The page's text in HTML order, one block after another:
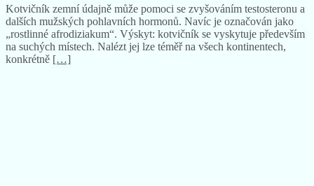
Kotvičník zemní údajně může pomoci se zvyšováním testosteronu a
dalších mužských pohlavních hormonů. Navíc je označován jako
„rostlinné afrodiziakum“. Výskyt: kotvičník se vyskytuje především
na suchých místech. Nalézt jej lze téměř na všech kontinentech,
konkrétně […]